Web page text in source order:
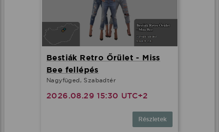
Bestiák Retro Őrület - Miss
Bee fellépés
Nagyfüged, Szabadtér
2026.08.29 15:30 UTC+2
Részletek